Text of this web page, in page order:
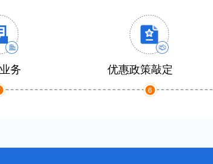
务 优惠政策敲定